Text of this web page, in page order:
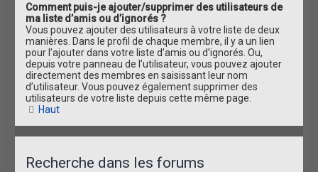
Comment puis-je ajouter/supprimer des utilisateurs de
ma liste d’amis ou d’ignorés ?
Vous pouvez ajouter des utilisateurs à votre liste de deux
manières. Dans le profil de chaque membre, il y a un lien
pour l’ajouter dans votre liste d’amis ou d’ignorés. Ou,
depuis votre panneau de l’utilisateur, vous pouvez ajouter
directement des membres en saisissant leur nom
d’utilisateur. Vous pouvez également supprimer des
utilisateurs de votre liste depuis cette même page.
Haut
Recherche dans les forums